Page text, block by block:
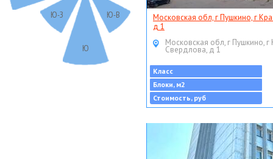
Ю-В
Ю
Ю-З
Московская обл, г Пушкино, г
д 1
Московская обл, г Пушкино, г
Свердлова, д 1
Класс
Блоки, м2
Стоимость, руб